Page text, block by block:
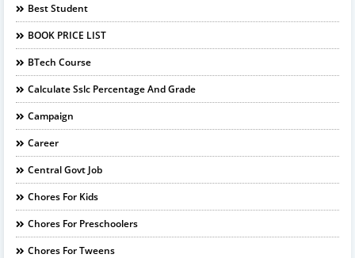
Best Student
BOOK PRICE LIST
BTech Course
Calculate Sslc Percentage And Grade
Campaign
Career
Central Govt Job
Chores For Kids
Chores For Preschoolers
Chores For Tweens